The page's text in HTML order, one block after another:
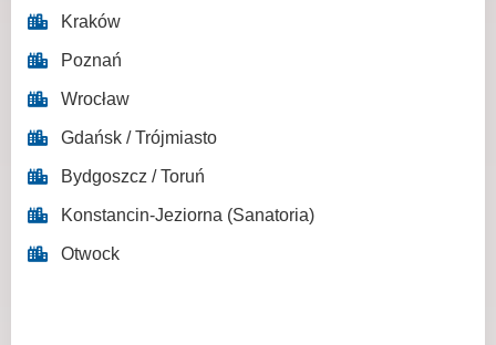
Kraków
Poznań
Wrocław
Gdańsk / Trójmiasto
Bydgoszcz / Toruń
Konstancin-Jeziorna (Sanatoria)
Otwock